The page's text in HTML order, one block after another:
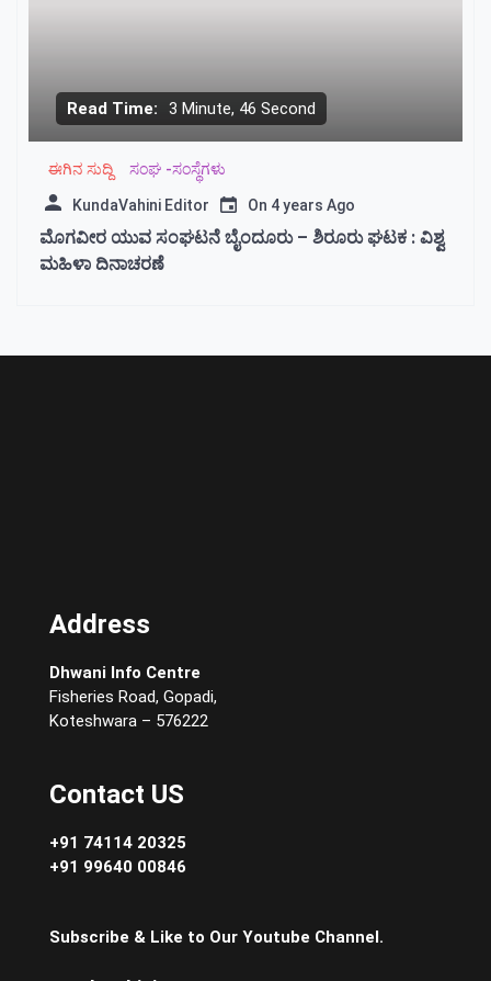
Read Time: 3 Minute, 46 Second
ಈಗಿನ ಸುದ್ದಿ ಸಂಘ -ಸಂಸ್ಥೆಗಳು
KundaVahini Editor On 4 years Ago
ಮೊಗವೀರ ಯುವ ಸಂಘಟನೆ ಬೈಂದೂರು – ಶಿರೂರು ಘಟಕ : ವಿಶ್ವ
ಮಹಿಳಾ ದಿನಾಚರಣೆ
Address
Dhwani Info Centre
Fisheries Road, Gopadi,
Koteshwara – 576222
Contact US
+91 74114 20325
+91 99640 00846
Subscribe & Like to Our Youtube Channel.